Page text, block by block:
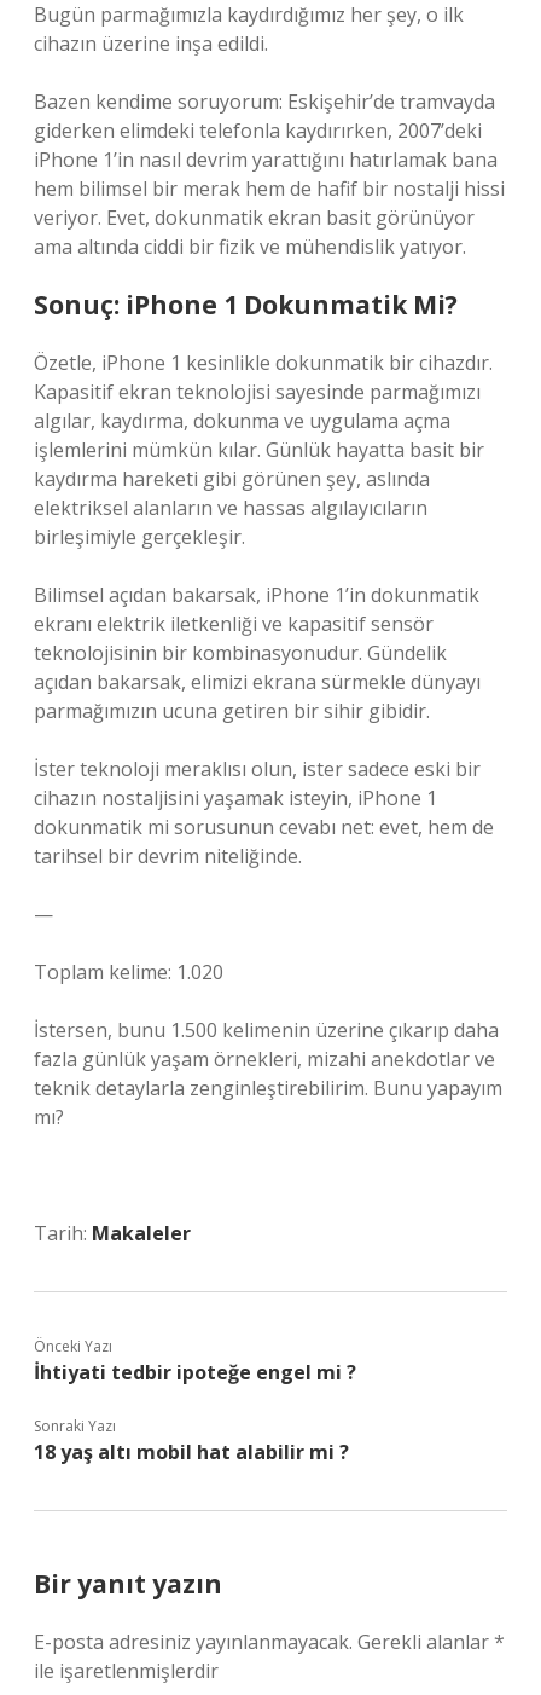
Bugün parmağımızla kaydırdığımız her şey, o ilk
cihazın üzerine inşa edildi.
Bazen kendime soruyorum: Eskişehir’de tramvayda
giderken elimdeki telefonla kaydırırken, 2007’deki
iPhone 1’in nasıl devrim yarattığını hatırlamak bana
hem bilimsel bir merak hem de hafif bir nostalji hissi
veriyor. Evet, dokunmatik ekran basit görünüyor
ama altında ciddi bir fizik ve mühendislik yatıyor.
Sonuç: iPhone 1 Dokunmatik Mi?
Özetle, iPhone 1 kesinlikle dokunmatik bir cihazdır.
Kapasitif ekran teknolojisi sayesinde parmağımızı
algılar, kaydırma, dokunma ve uygulama açma
işlemlerini mümkün kılar. Günlük hayatta basit bir
kaydırma hareketi gibi görünen şey, aslında
elektriksel alanların ve hassas algılayıcıların
birleşimiyle gerçekleşir.
Bilimsel açıdan bakarsak, iPhone 1’in dokunmatik
ekranı elektrik iletkenliği ve kapasitif sensör
teknolojisinin bir kombinasyonudur. Gündelik
açıdan bakarsak, elimizi ekrana sürmekle dünyayı
parmağımızın ucuna getiren bir sihir gibidir.
İster teknoloji meraklısı olun, ister sadece eski bir
cihazın nostaljisini yaşamak isteyin, iPhone 1
dokunmatik mi sorusunun cevabı net: evet, hem de
tarihsel bir devrim niteliğinde.
—
Toplam kelime: 1.020
İstersen, bunu 1.500 kelimenin üzerine çıkarıp daha
fazla günlük yaşam örnekleri, mizahi anekdotlar ve
teknik detaylarla zenginleştirebilirim. Bunu yapayım
mı?
Tarih: Makaleler
Önceki Yazı
İhtiyati tedbir ipoteğe engel mi ?
Sonraki Yazı
18 yaş altı mobil hat alabilir mi ?
Bir yanıt yazın
E-posta adresiniz yayınlanmayacak. Gerekli alanlar*
ile işaretlenmişlerdir